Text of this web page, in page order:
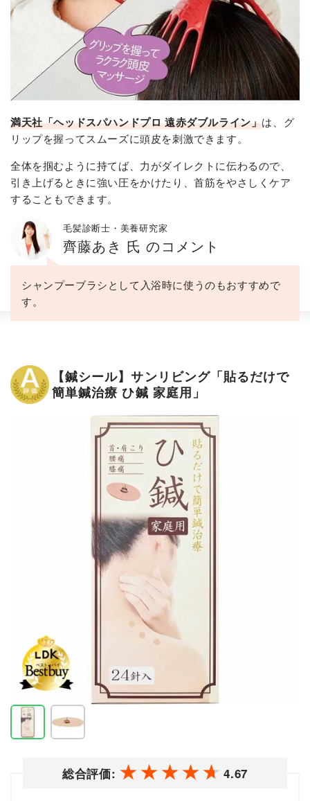
満天社「ヘッドスパハンドプロ 遠赤ダブルライン」は、グ
リップを握ってスムーズに頭皮を刺激できます。
全体を掴むように持てば、力がダイレクトに伝わるので、
引き上げるときに強い圧をかけたり、首筋をやさしくケア
することもできます。
毛髪診断士・美養研究家
齊藤あき 氏 のコメント
シャンプーブラシとして入浴時に使うのもおすすめで
す。
【鍼シール】サンリビング「貼るだけで
簡単鍼治療 ひ鍼 家庭用」
総合評価: 4.67